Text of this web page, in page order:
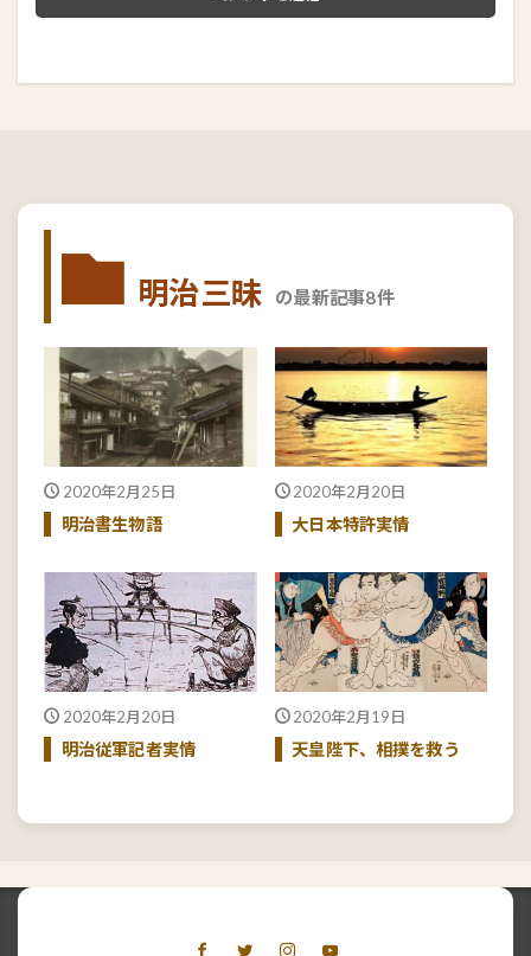
明治三昧 の最新記事8件
2020年2月25日
明治書生物語
2020年2月20日
大日本特許実情
2020年2月20日
明治従軍記者実情
2020年2月19日
天皇陛下、相撲を救う